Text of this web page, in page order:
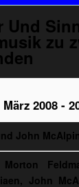
Und
zu
2008 -
John
John